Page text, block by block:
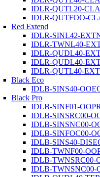
IDLR-QUTL20-
IDLR-QUTFOO-
Red Extend
IDLR-SINL42-
IDLR-TWNL40-
IDLR-QUDL40-
IDLR-QUDL40-
IDLR-QUTL40-
Black Eco
IDLB-SINS40-
Black Pro
IDLB-SINF01-
IDLB-SINSRC00-
IDLB-SINSNC00-
IDLB-SINFOC00-
IDLB-SINS40-
IDLB-TWNF00-
IDLB-TWNSRC00-
IDLB-TWNSNC00-